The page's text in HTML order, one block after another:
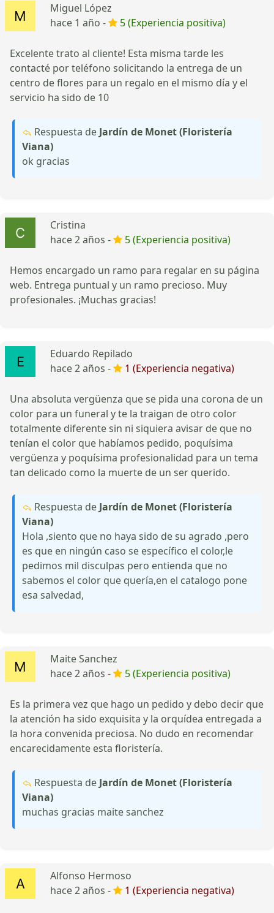
Miguel López
hace 1 año -
5 (Experiencia positiva)
Excelente trato al cliente! Esta misma tarde les
contacté por teléfono solicitando la entrega de un
centro de flores para un regalo en el mismo día y el
servicio ha sido de 10
Respuesta de Jardín de Monet (Floristería
Viana)
ok gracias
Cristina
hace 2 años -
5 (Experiencia positiva)
Hemos encargado un ramo para regalar en su página
web. Entrega puntual y un ramo precioso. Muy
profesionales. ¡Muchas gracias!
Eduardo Repilado
hace 2 años -
1 (Experiencia negativa)
Una absoluta vergüenza que se pida una corona de un
color para un funeral y te la traigan de otro color
totalmente diferente sin ni siquiera avisar de que no
tenían el color que habíamos pedido, poquísima
vergüenza y poquísima profesionalidad para un tema
tan delicado como la muerte de un ser querido.
Respuesta de Jardín de Monet (Floristería
Viana)
Hola ,siento que no haya sido de su agrado ,pero
es que en ningún caso se específico el color,le
pedimos mil disculpas pero entienda que no
sabemos el color que quería,en el catalogo pone
esa salvedad,
Maite Sanchez
hace 2 años -
5 (Experiencia positiva)
Es la primera vez que hago un pedido y debo decir que
la atención ha sido exquisita y la orquídea entregada a
la hora convenida preciosa. No dudo en recomendar
encarecidamente esta floristería.
Respuesta de Jardín de Monet (Floristería
Viana)
muchas gracias maite sanchez
Alfonso Hermoso
hace 2 años -
1 (Experiencia negativa)